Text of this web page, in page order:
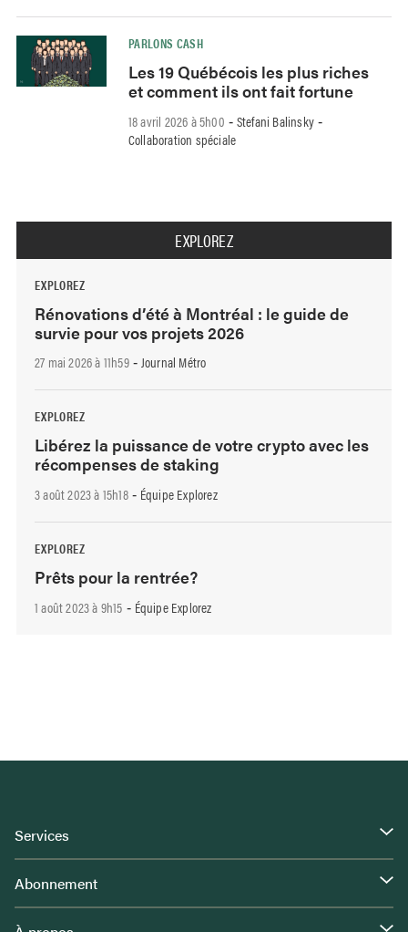
PARLONS CASH
Les 19 Québécois les plus riches
et comment ils ont fait fortune
18 avril 2026 à 5h00 - Stefani Balinsky -
Collaboration spéciale
EXPLOREZ
EXPLOREZ
Rénovations d’été à Montréal : le guide de
survie pour vos projets 2026
27 mai 2026 à 11h59- Journal Métro
EXPLOREZ
Libérez la puissance de votre crypto avec les
récompenses de staking
3 août 2023 à 15h18- Équipe Explorez
EXPLOREZ
Prêts pour la rentrée?
1 août 2023 à 9h15 - Équipe Explorez
Services
Abonnement